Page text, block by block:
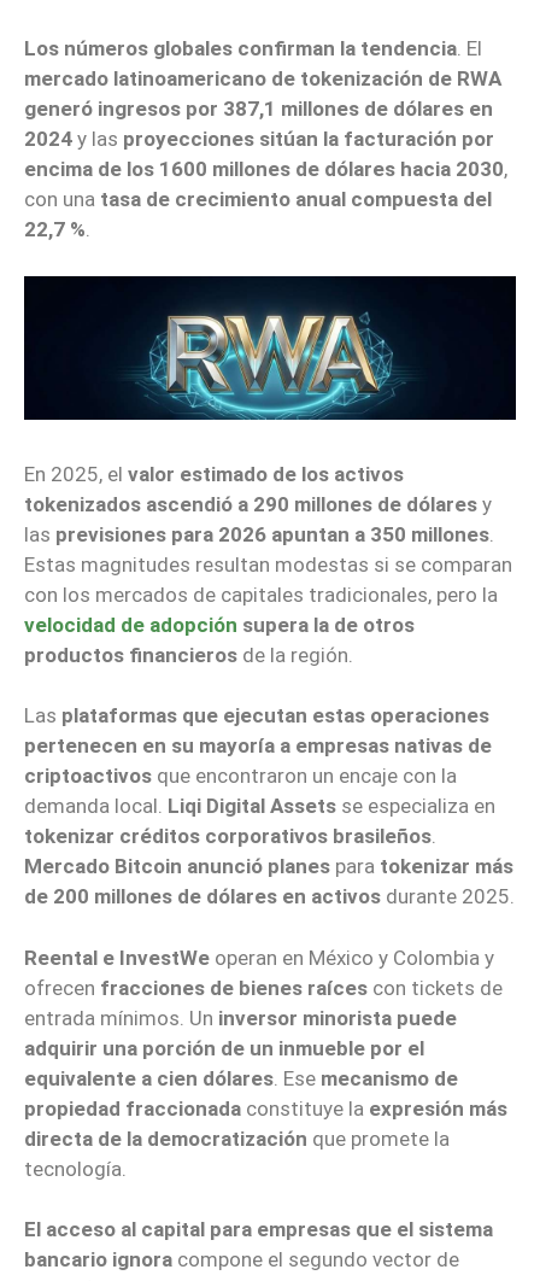
Los números globales confirman la tendencia. El
mercado latinoamericano de tokenización de RWA
generó ingresos por 387,1 millones de dólares en
2024 y las proyecciones sitúan la facturación por
encima de los 1600 millones de dólares hacia 2030,
con una tasa de crecimiento anual compuesta del
22,7 %.
En 2025, el valor estimado de los activos
tokenizados ascendió a 290 millones de dólares y
las previsiones para 2026 apuntan a 350 millones
Estas magnitudes resultan modestas si se comparan
con los mercados de capitales tradicionales, pero la
velocidad de adopción supera la de otros
productos financieros de la región.
Las plataformas que ejecutan estas operaciones
pertenecen en su mayoría a empresas nativas de
criptoactivos que encontraron un encaje con la
demanda local. Liqi Digital Assets se especializa en
tokenizar créditos corporativos brasileños.
Mercado Bitcoin anunció planes para tokenizar más
de 200 millones de dólares en activos durante 2025.
Reental e InvestWe operan en México y Colombia y
ofrecen fracciones de bienes raíces con tickets de
entrada mínimos. Un inversor minorista puede
adquirir una porción de un inmueble por el
equivalente a cien dólares . Ese mecanismo de
propiedad fraccionada constituye la expresión más
directa de la democratización que promete la
tecnología.
El acceso al capital para empresas que el sistema
bancario ignora compone el segundo vector de